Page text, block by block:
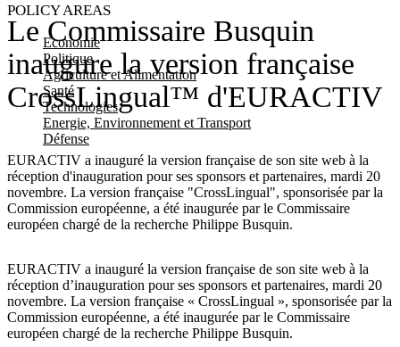
POLICY AREAS
Economie
Politique
Agriculture et Alimentation
Santé
Technologies
Energie, Environnement et Transport
Défense
Le Commissaire Busquin
inaugure la version française
CrossLingual™ d'EURACTIV
EURACTIV a inauguré la version française de son site web à la
réception d'inauguration pour ses sponsors et partenaires, mardi 20
novembre. La version française "CrossLingual", sponsorisée par la
Commission européenne, a été inaugurée par le Commissaire
européen chargé de la recherche Philippe Busquin.
EURACTIV a inauguré la version française de son site web à la
réception d’inauguration pour ses sponsors et partenaires, mardi 20
novembre. La version française « CrossLingual », sponsorisée par la
Commission européenne, a été inaugurée par le Commissaire
européen chargé de la recherche Philippe Busquin.